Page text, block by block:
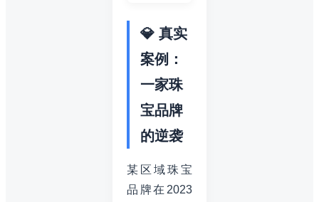
💎 真实
案例：
一家珠
宝品牌
的逆袭
某区域珠宝
品牌在2023